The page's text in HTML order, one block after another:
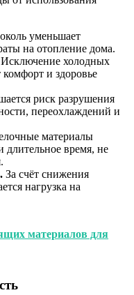
уменьшает
на отопление дома.
Исключение холодных
и здоровье
риск разрушения
переохлаждений и
материалы
длительное время, не
За счёт снижения
нагрузка на
материалов для